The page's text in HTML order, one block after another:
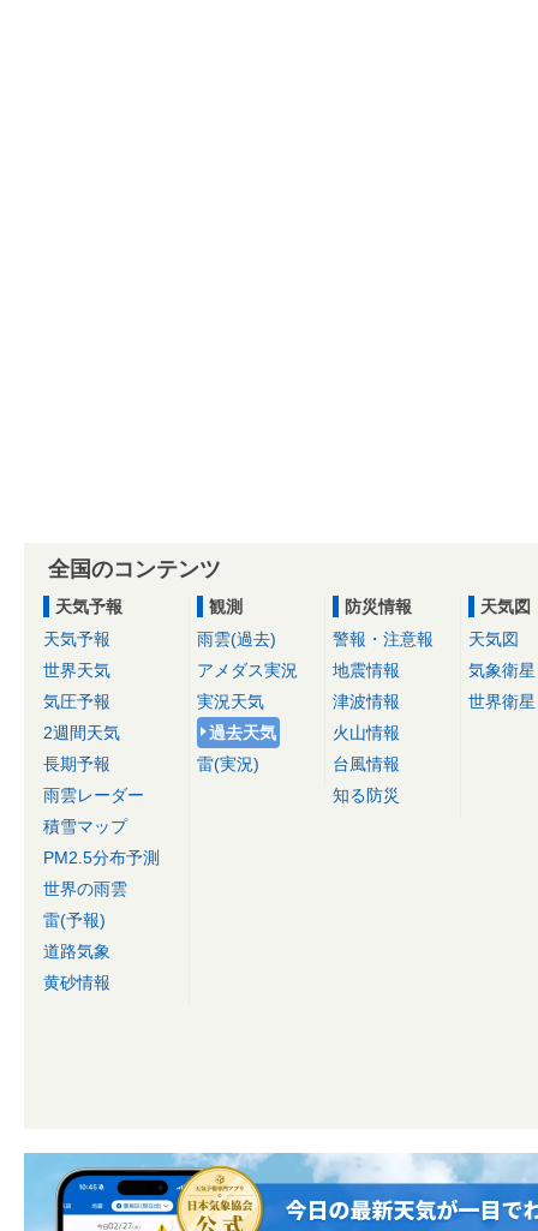
全国のコンテンツ
天気予報
天気予報
世界天気
気圧予報
2週間天気
長期予報
雨雲レーダー
積雪マップ
PM2.5分布予測
世界の雨雲
雷(予報)
道路気象
黄砂情報
観測
雨雲(過去)
アメダス実況
実況天気
過去天気
雷(実況)
防災情報
警報・注意報
地震情報
津波情報
火山情報
台風情報
知る防災
天気図
天気図
気象衛星
世界衛星